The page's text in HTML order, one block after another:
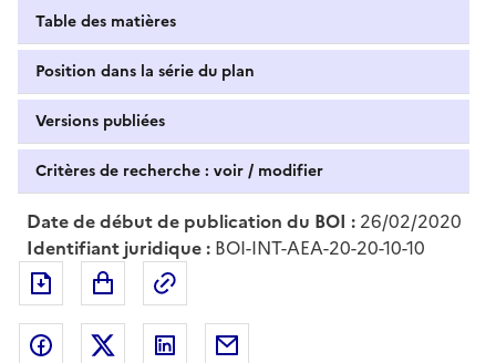
Table des matières
Position dans la série du plan
Versions publiées
Critères de recherche : voir / modifier
Date de début de publication du BOI : 26/02/2020
Identifiant juridique : BOI-INT-AEA-20-20-10-10
Exporter le document au format pdf
Partager sur Facebook
Partager sur Twitter
Partager sur LinkedIn